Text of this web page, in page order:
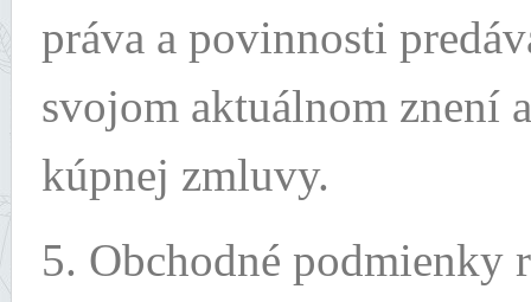
práva a povinnosti
svojom aktuálnom znení
kúpnej zmluvy.
5. Obchodné podmienky